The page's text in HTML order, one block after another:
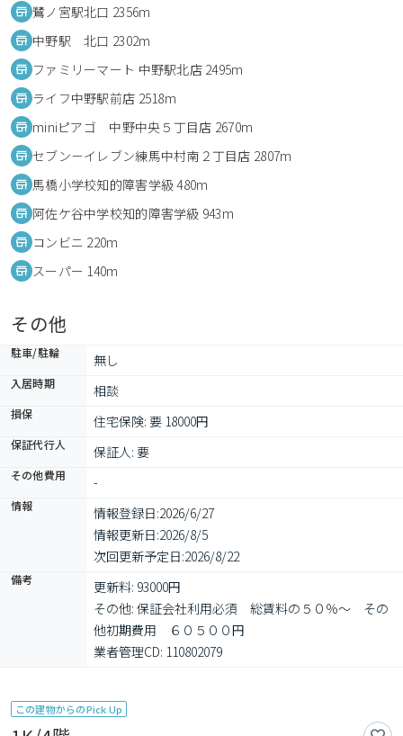
鷺ノ宮駅北口 2356m
中野駅 北口 2302m
ファミリーマート 中野駅北店 2495m
ライフ中野駅前店 2518m
miniピアゴ 中野中央５丁目店 2670m
セブン－イレブン練馬中村南２丁目店 2807m
馬橋小学校知的障害学級 480m
阿佐ケ谷中学校知的障害学級 943m
コンビニ 220m
スーパー 140m
その他
駐車/駐輪 無し
入居時期 相談
損保 住宅保険: 要 18000円
保証代行人 保証人: 要
その他費用 -
情報 情報登録日:2026/6/27
情報更新日:2026/8/5
次回更新予定日:2026/8/22
備考
更新料: 93000円
その他: 保証会社利用必須　総賃料の５０％～　その
他初期費用　６０５００円
業者管理CD: 110802079
この建物からのPick Up